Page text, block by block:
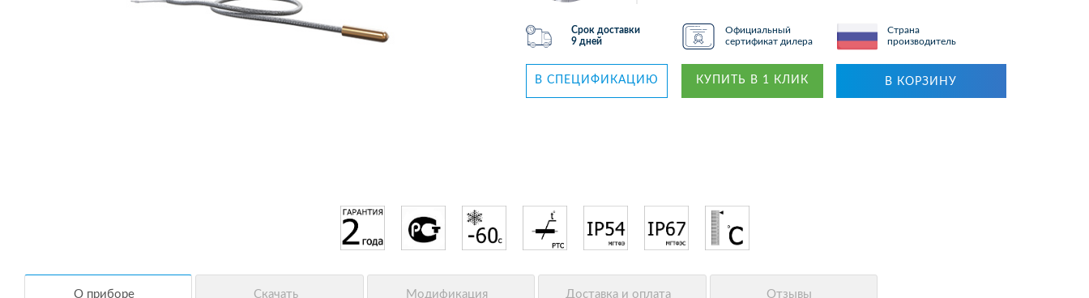
Срок доставки
9 дней
Официальный
сертификат дилера
Страна
производитель
В СПЕЦИФИКАЦИЮ КУПИТЬ В 1 КЛИК В КОРЗИНУ